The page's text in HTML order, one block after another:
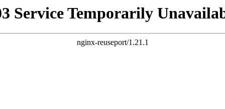
Service Temporarily
nginx-reuseport/1.21.1